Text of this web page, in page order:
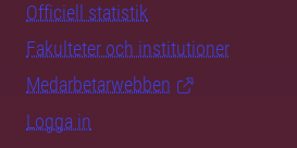
Officiell statistik
Fakulteter och institutioner
Medarbetarwebben
Logga in